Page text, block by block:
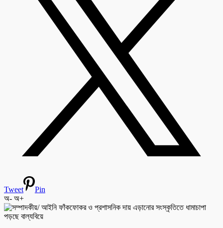
Tweet
Pin
অ- অ+